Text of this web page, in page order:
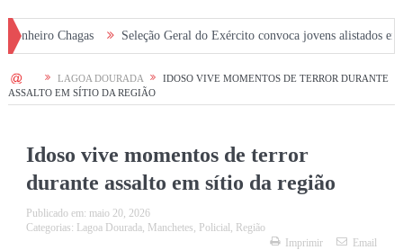
Seleção Geral do Exército convoca jovens alistados em 2026 em
HOME LAGOA DOURADA
IDOSO VIVE MOMENTOS DE TERROR DURANTE
ASSALTO EM SÍTIO DA REGIÃO
Idoso vive momentos de terror
durante assalto em sítio da região
Publicado em: maio 20, 2026
Categorias: Lagoa Dourada, Manchetes, Policial , Região
Imprimir
Email